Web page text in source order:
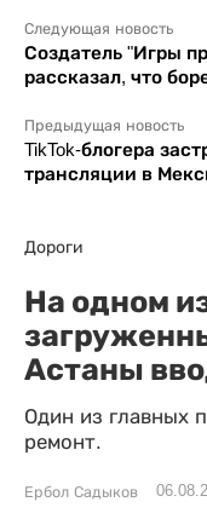
Следующая новость
Создатель "Игры
рассказал, что
Предыдущая новость
TikTok-блогера
трансляции в
Дороги
На одном
Астаны
Один из главных
ремонт.
Ербол Садыков